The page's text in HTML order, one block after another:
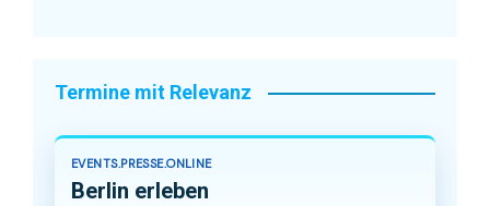
Termine mit Relevanz
EVENTS.PRESSE.ONLINE
Berlin erleben